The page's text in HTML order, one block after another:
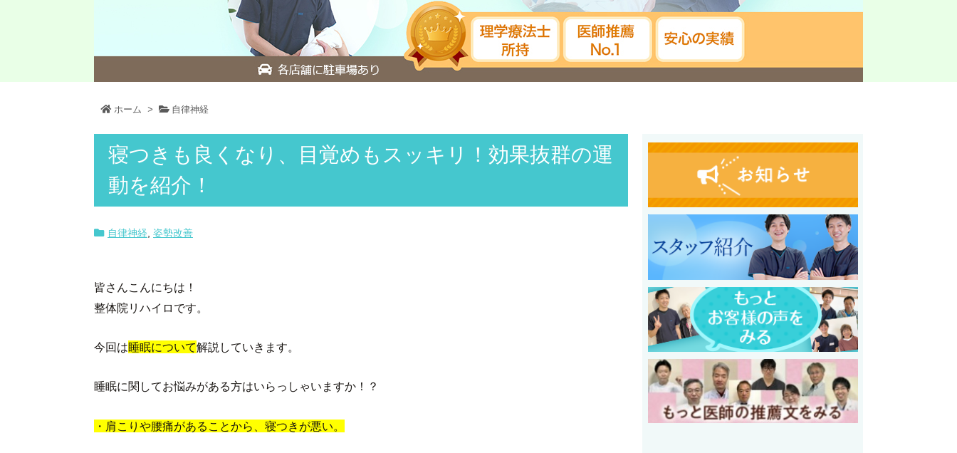
ホーム > 自律神経
寝つきも良くなり、目覚めもスッキリ！効果抜群の運
動を紹介！
自律神経 姿勢改善
皆さんこんにちは！
整体院リハイロです。
今回は睡眠について解説していきます。
睡眠に関してお悩みがある方はいらっしゃいますか！？
・肩こりや腰痛があることから、寝つきが悪い。